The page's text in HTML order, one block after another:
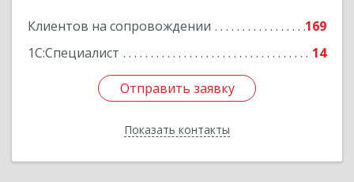
Клиентов на сопровождении
169
1С:Специалист
14
Отправить заявку
Показать контакты
Отправить заявку
Назад